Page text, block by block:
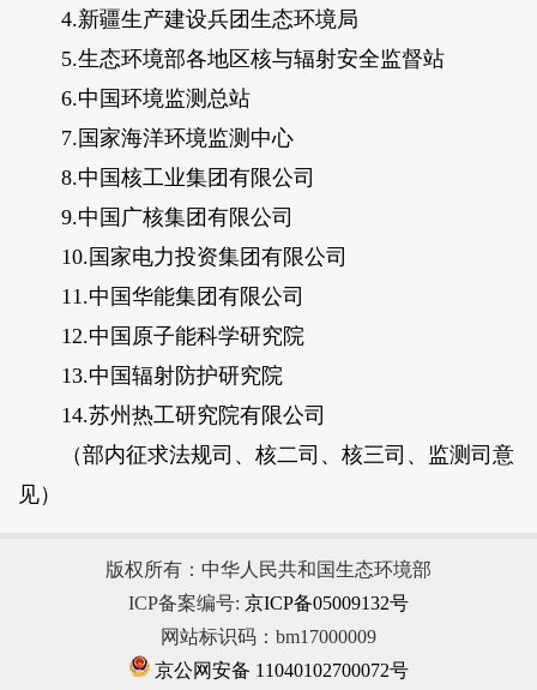
4.新疆生产建设兵团生态环境局
5.生态环境部各地区核与辐射安全监督站
6.中国环境监测总站
7.国家海洋环境监测中心
8.中国核工业集团有限公司
9.中国广核集团有限公司
10.国家电力投资集团有限公司
11.中国华能集团有限公司
12.中国原子能科学研究院
13.中国辐射防护研究院
14.苏州热工研究院有限公司
（部内征求法规司、核二司、核三司、监测司意
见）
版权所有：中华人民共和国生态环境部
ICP备案编号: 京ICP备05009132号
网站标识码：bm17000009
京公网安备 11040102700072号